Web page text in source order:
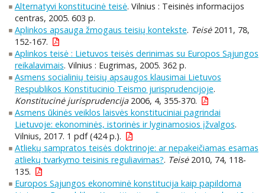
Alternatyvi konstitucinė teisė. Vilnius : Teisinės informacijos
centras, 2005. 603 p.
Aplinkos apsauga žmogaus teisių kontekste. Teisė2011, 78,
152-167.
Aplinkos teisė : Lietuvos teisės derinimas su Europos Sąjungos
reikalavimais. Vilnius : Eugrimas, 2005. 362 p.
Asmens socialinių teisių apsaugos klausimai Lietuvos
Respublikos Konstitucinio Teismo jurisprudencijoje.
Konstitucinė jurisprudencija2006, 4, 355-370.
Asmens ūkinės veiklos laisvės konstituciniai pagrindai
Lietuvoje: ekonominės, istorinės ir lyginamosios įžvalgos.
Vilnius, 2017. 1 pdf (424 p.).
Atliekų sampratos teisės doktrinoje: ar nepakeičiamas esamas
atliekų tvarkymo teisinis reguliavimas?. Teisė2010, 74, 118-
135.
Europos Sąjungos ekonominė konstitucija kaip papildoma